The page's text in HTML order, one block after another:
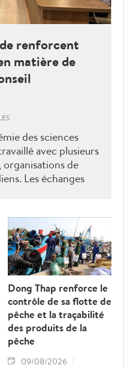
renforcent
matière de
des sciences
avec plusieurs
de
Les échanges
et de mise
contribuant ainsi à
stratégique
Vietnam et l’Inde.
Dong Thap renforce le
contrôle de sa flotte de
pêche et la traçabilité
des produits de la
pêche
09/08/2026